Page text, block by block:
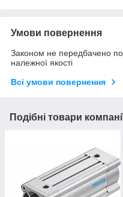
Умови повернення
Законом не передбачено
належної якості
Всі умови повернення
Подібні товари